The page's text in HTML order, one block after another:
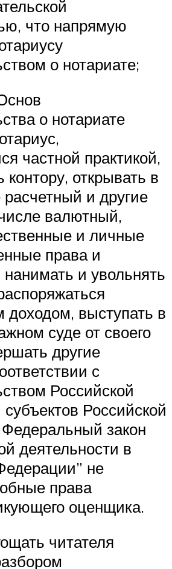
что напрямую
о нотариате;
о нотариате
частной практикой,
контору, открывать в
и другие
валютный,
и личные
права и
нанимать и увольнять
доходом, выступать в
суде от своего
другие
с
Российской
Российской
закон
деятельности в
не
права
оценщика.
читателя